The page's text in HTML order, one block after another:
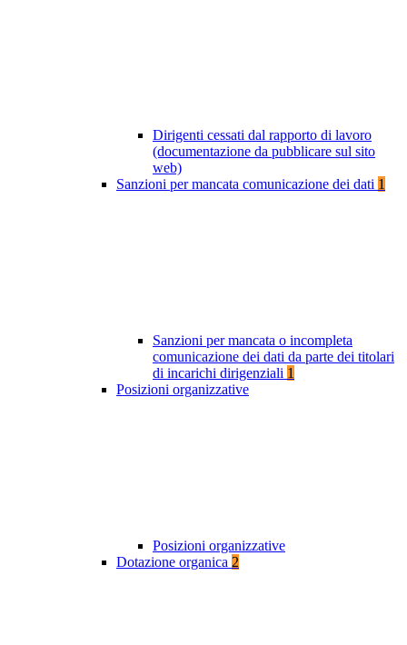
Dirigenti cessati dal rapporto di lavoro
(documentazione da pubblicare sul sito
web)
Sanzioni per mancata comunicazione dei dati 1
Sanzioni per mancata o incompleta
comunicazione dei dati da parte dei titolari
di incarichi dirigenziali 1
Posizioni organizzative
Posizioni organizzative
Dotazione organica 2